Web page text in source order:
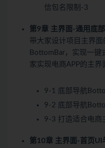
信包名限制-3
第9章 主界面-通用底
带大家设计项目主界
BottomBar，实现一键
家实现电商APP的主界
9-1 底部导航
9-2 底部导航
9-3 打造适合电商
第10章 主界面-首页UI